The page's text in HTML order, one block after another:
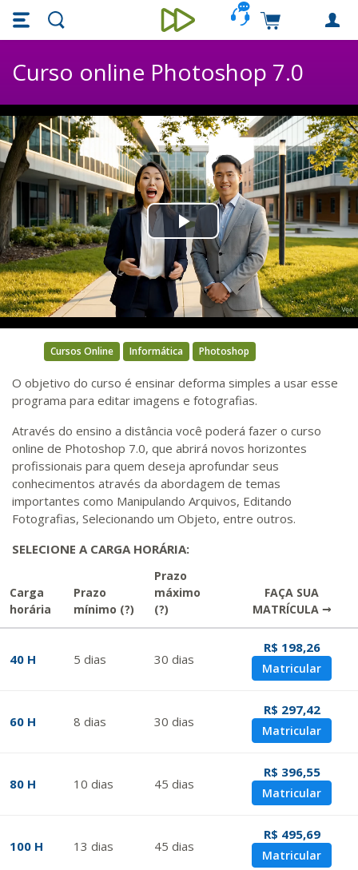
Skip main navigation
Skip to main content
Unieducar
Carrinho de
Curso online Photoshop 7.0
Play
Video
Cursos Online Informática Photoshop
O objetivo do curso é ensinar deforma simples a usar esse
programa para editar imagens e fotografias.
Através do ensino a distância você poderá fazer o curso
online de Photoshop 7.0, que abrirá novos horizontes
profissionais para quem deseja aprofundar seus
conhecimentos através da abordagem de temas
importantes como Manipulando Arquivos, Editando
Fotografias, Selecionando um Objeto, entre outros.
SELECIONE A CARGA HORÁRIA:
Carga
horária
Prazo
mínimo (?)
Prazo
máximo
(?)
FAÇA SUA
MATRÍCULA →
40 H 5 dias 30 dias
R$ 198,26
Matricular
60 H 8 dias 30 dias
R$ 297,42
Matricular
80 H 10 dias 45 dias
R$ 396,55
Matricular
100 H 13 dias 45 dias
R$ 495,69
Matricular